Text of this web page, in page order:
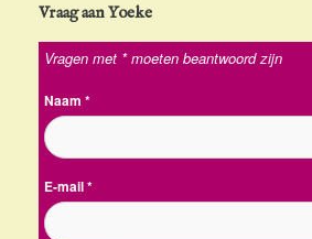
Vraag aan Yoeke
Vragen met * moeten beantwoord zijn
Naam *
E-mail*